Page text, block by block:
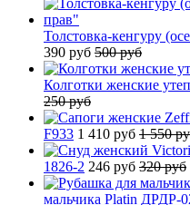
Толстовка-кенгуру
390 руб 500 руб
Колготки женские
250 руб
F933 1 410 руб 1 550
1826-2 246 руб 320 руб
мальчика Platin ДРДР-